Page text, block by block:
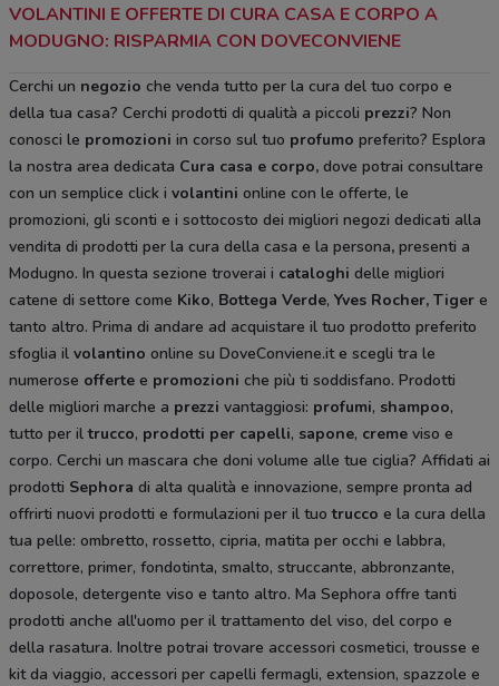
VOLANTINI E OFFERTE DI CURA CASA E CORPO A
MODUGNO: RISPARMIA CON DOVECONVIENE
Cerchi un negozio che venda tutto per la cura del tuo corpo e
della tua casa? Cerchi prodotti di qualità a piccoli prezzi? Non
conosci le promozioni in corso sul tuo profumo preferito? Esplora
la nostra area dedicata Cura casa e corpo, dove potrai consultare
con un semplice click i volantini online con le offerte, le
promozioni, gli sconti e i sottocosto dei migliori negozi dedicati alla
vendita di prodotti per la cura della casa e la persona, presenti a
Modugno. In questa sezione troverai i cataloghi delle migliori
catene di settore come Kiko, Bottega Verde, Yves Rocher, Tiger e
tanto altro. Prima di andare ad acquistare il tuo prodotto preferito
sfoglia il volantino online su DoveConviene.it e scegli tra le
numerose offerte e promozioni che più ti soddisfano. Prodotti
delle migliori marche a prezzi vantaggiosi: profumi, shampoo,
tutto per iltrucco, prodotti per capelli, sapone, creme viso e
corpo. Cerchi un mascara che doni volume alle tue ciglia? Affidati ai
prodotti Sephora di alta qualità e innovazione, sempre pronta ad
offrirti nuovi prodotti e formulazioni per il tuotrucco e la cura della
tua pelle: ombretto, rossetto, cipria, matita per occhi e labbra,
correttore, primer, fondotinta, smalto, struccante, abbronzante,
doposole, detergente viso e tanto altro. Ma Sephora offre tanti
prodotti anche all'uomo per il trattamento del viso, del corpo e
della rasatura. Inoltre potrai trovare accessori cosmetici, trousse e
kit da viaggio, accessori per capelli fermagli, extension, spazzole e